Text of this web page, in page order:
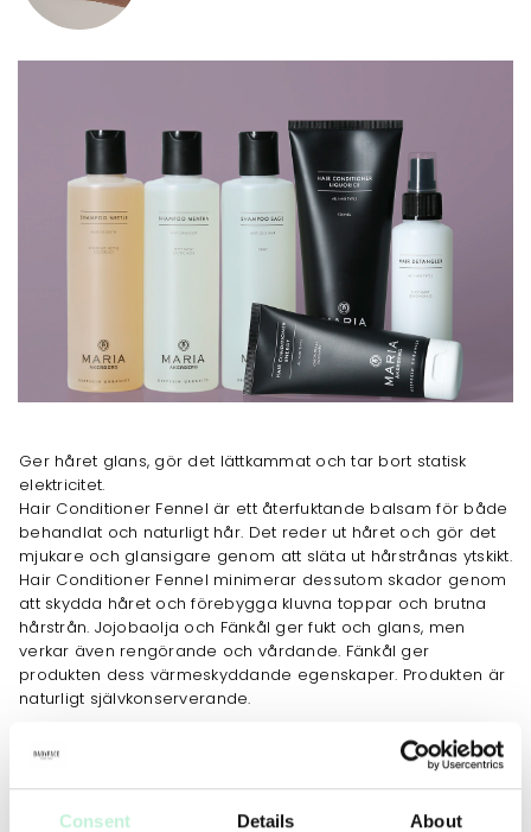
Consent Details About
Ger håret glans, gör det lättkammat och tar bort statisk
elektricitet.
Hair Conditioner Fennel är ett återfuktande balsam för både
behandlat och naturligt hår. Det reder ut håret och gör det
mjukare och glansigare genom att släta ut hårstrånas ytskikt.
Hair Conditioner Fennel minimerar dessutom skador genom
att skydda håret och förebygga kluvna toppar och brutna
hårstrån. Jojobaolja och Fänkål ger fukt och glans, men
verkar även rengörande och vårdande. Fänkål ger
produkten dess värmeskyddande egenskaper. Produkten är
naturligt självkonserverande.
JOBBAR MOT